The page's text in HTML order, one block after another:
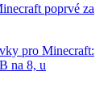
poprvé za
pro Minecraft:
na 8, u